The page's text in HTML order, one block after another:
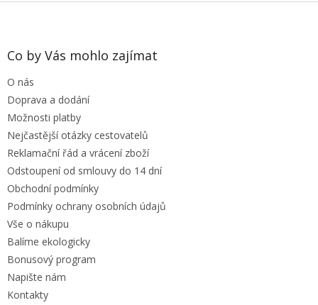
Z
Co by Vás mohlo zajímat
O nás
Doprava a dodání
Možnosti platby
Nejčastější otázky cestovatelů
Reklamační řád a vrácení zboží
Odstoupení od smlouvy do 14 dní
Obchodní podmínky
Podmínky ochrany osobních údajů
Vše o nákupu
Balíme ekologicky
Bonusový program
Napište nám
Kontakty